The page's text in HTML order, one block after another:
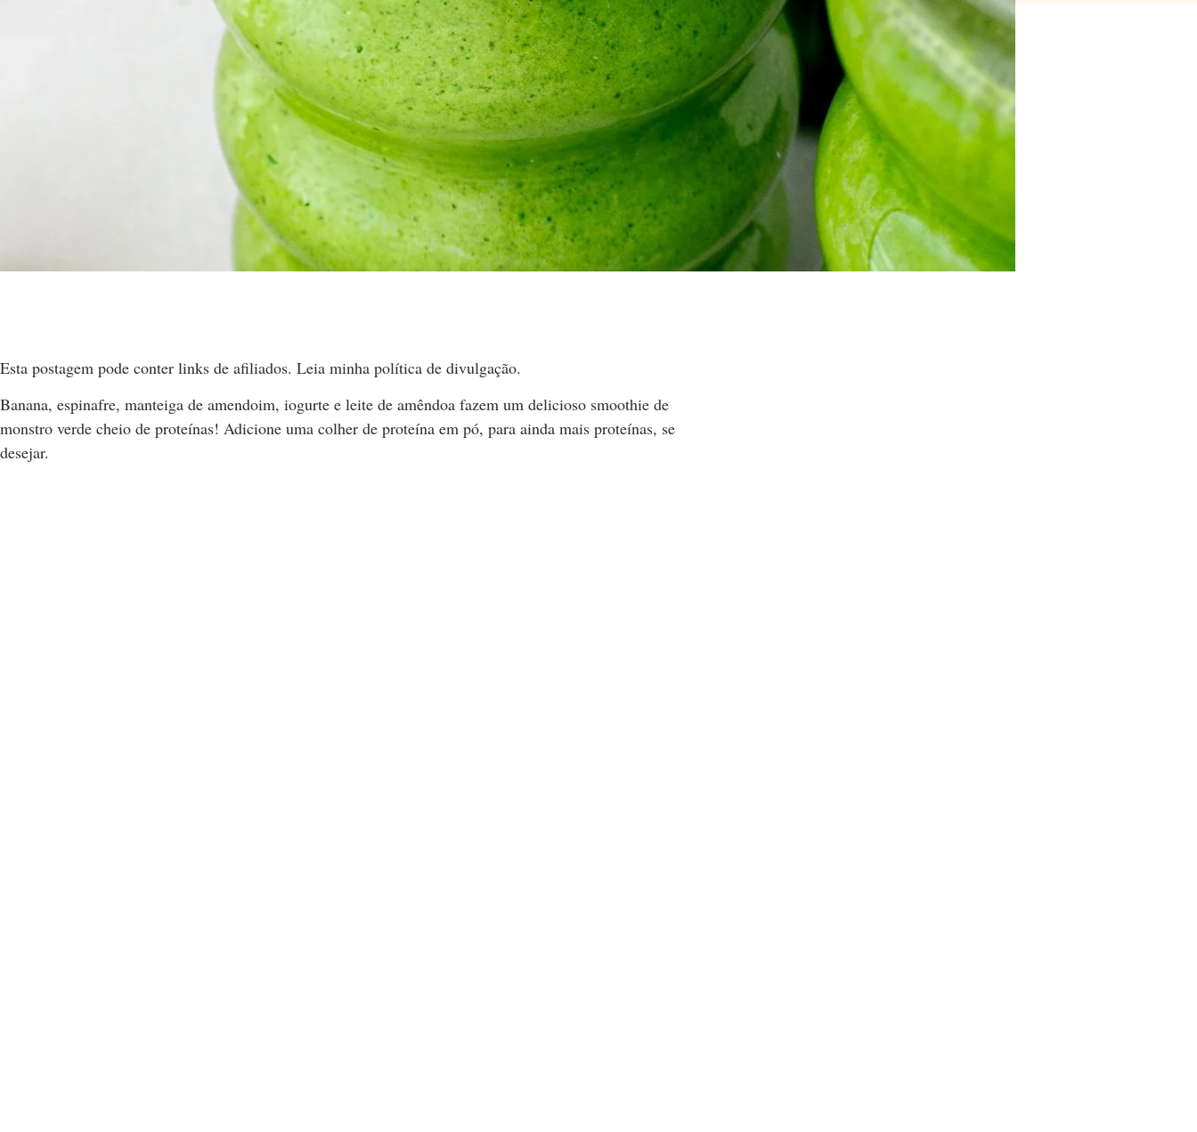
Esta postagem pode conter links de afiliados. Leia minha política de divulgação.
Banana, espinafre, manteiga de amendoim, iogurte e leite de amêndoa fazem um delicioso smoothie de
monstro verde cheio de proteínas! Adicione uma colher de proteína em pó, para ainda mais proteínas, se
desejar.